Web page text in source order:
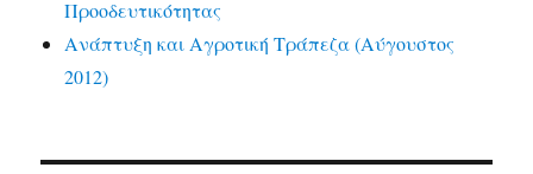
Προοδευτικότητας
Ανάπτυξη και Αγροτική Τράπεζα (Αύγουστος
2012)